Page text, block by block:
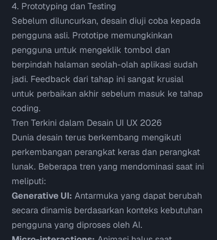
4. Prototyping dan Testing
Sebelum diluncurkan, desain diuji coba kepada
pengguna asli. Prototipe memungkinkan
pengguna untuk mengeklik tombol dan
berpindah halaman seolah-olah aplikasi sudah
jadi. Feedback dari tahap ini sangat krusial
untuk perbaikan akhir sebelum masuk ke tahap
coding.
Tren Terkini dalam Desain UI UX 2026
Dunia desain terus berkembang mengikuti
perkembangan perangkat keras dan perangkat
lunak. Beberapa tren yang mendominasi saat ini
meliputi:
Generative UI: Antarmuka yang dapat berubah
secara dinamis berdasarkan konteks kebutuhan
pengguna yang diproses oleh AI.